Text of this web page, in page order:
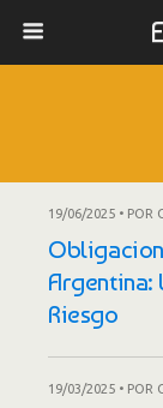
19/06/2025 • POR
Argentina:
Riesgo
19/03/2025 • POR